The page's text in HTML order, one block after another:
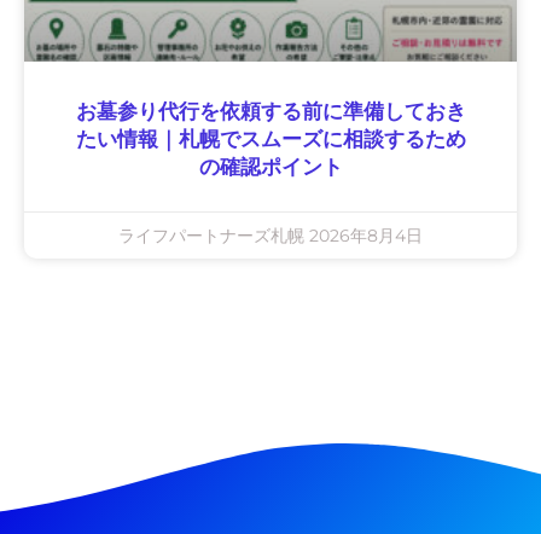
お墓参り代行を依頼する前に準備しておき
たい情報｜札幌でスムーズに相談するため
の確認ポイント
ライフパートナーズ札幌 2026年8月4日